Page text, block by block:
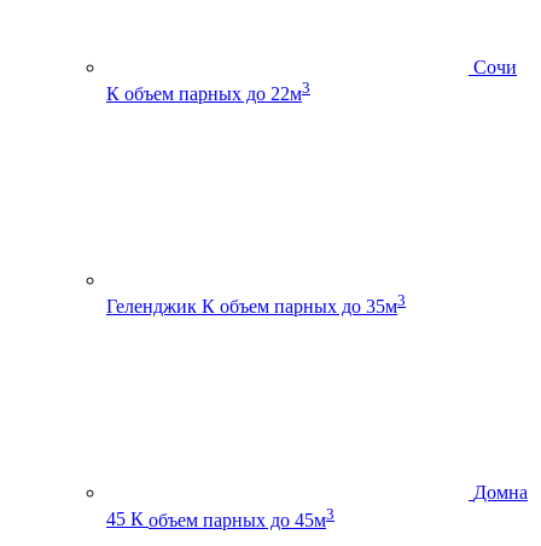
Сочи
К объем парных до 22м3
Геленджик К объем парных до 35м3
Домна
45 К объем парных до 45м3